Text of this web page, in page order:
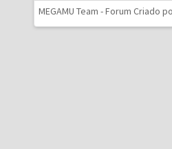
MEGAMU Team - Forum Criado